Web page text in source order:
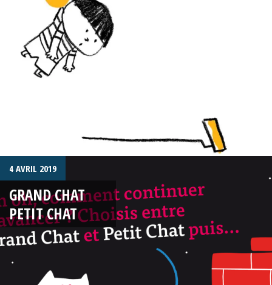
4 AVRIL 2019
GRAND CHAT
PETIT CHAT